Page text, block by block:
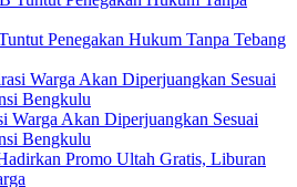
Penegakan Hukum Tanpa Tebang
Warga Akan Diperjuangkan Sesuai
Bengkulu